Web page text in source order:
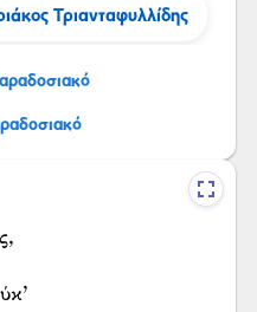
Τριανταφυλλίδης